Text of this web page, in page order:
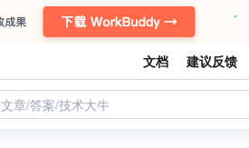
文档 建议反馈
文章/答案/技术大牛